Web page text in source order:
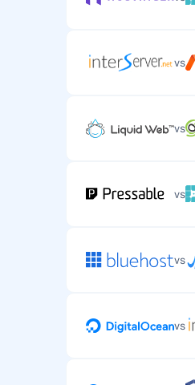
vs
vs
vs
vs
vs